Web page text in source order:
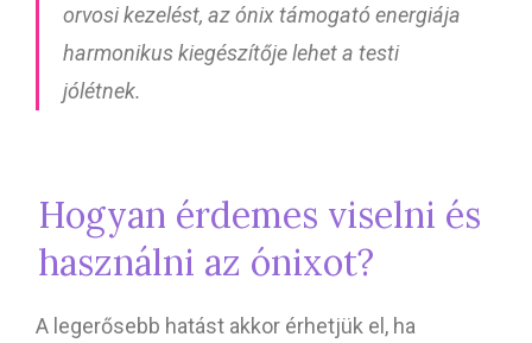
orvosi kezelést, az ónix támogató energiája
harmonikus kiegészítője lehet a testi
jólétnek.
Hogyan érdemes viselni és
használni az ónixot?
A legerősebb hatást akkor érhetjük el, ha